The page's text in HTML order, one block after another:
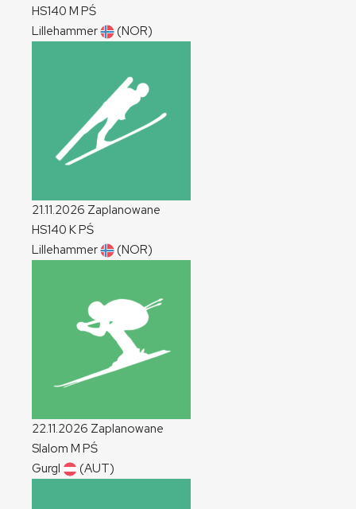
HS140 M PŚ
Lillehammer
(NOR)
21.11.2026 Zaplanowane
HS140 KPŚ
Lillehammer
(NOR)
22.11.2026 Zaplanowane
Slalom M PŚ
Gurgl
(AUT)